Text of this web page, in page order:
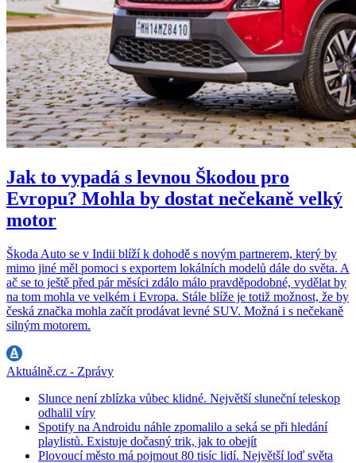
Jak to vypadá s levnou Škodou pro
Evropu? Mohla by dostat nečekaně velký
motor
Škoda Auto se v Indii blíží k dohodě s novým partnerem, který by
mimo jiné měl pomoci s exportem lokálních modelů dále do světa. A
ač se to ještě před pár měsíci zdálo málo pravděpodobné, vydělat by
na tom mohla ve velkém i Evropa. Stále blíže je totiž možnost, že by
česká značka mohla začít prodávat levné SUV. Možná i s nečekaně
silným motorem.
Aktuálně.cz - Zprávy
Slunce není zblízka vůbec klidné. Největší sluneční teleskop
odhalil víry
Spotify na Androidu náhle zpomalilo a seká se při hledání
playlistů. Existuje dočasný trik, jak to obejít
Plovoucí město má pojmout 80 tisíc lidí. Největší loď světa